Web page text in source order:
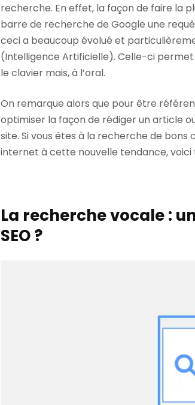
recherche. En effet, la façon de faire la
barre de recherche de Google une
ceci a beaucoup évolué et
(Intelligence Artificielle). Celle-ci
le clavier mais, à l’oral.
On remarque alors que pour être
optimiser la façon de rédiger un article
site. Si vous êtes à la recherche de
internet à cette nouvelle tendance, voici
La recherche vocale :
SEO ?